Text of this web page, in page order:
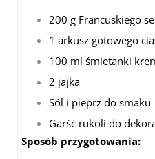
200 g Francuskiego
1 arkusz gotowego
100 ml śmietanki
2 jajka
Sól i pieprz do smaku
Garść rukoli do
Sposób przygotowania: